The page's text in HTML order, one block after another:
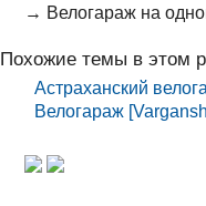
→ Велогараж на
Похожие темы в этом
Астраханский
Велогараж